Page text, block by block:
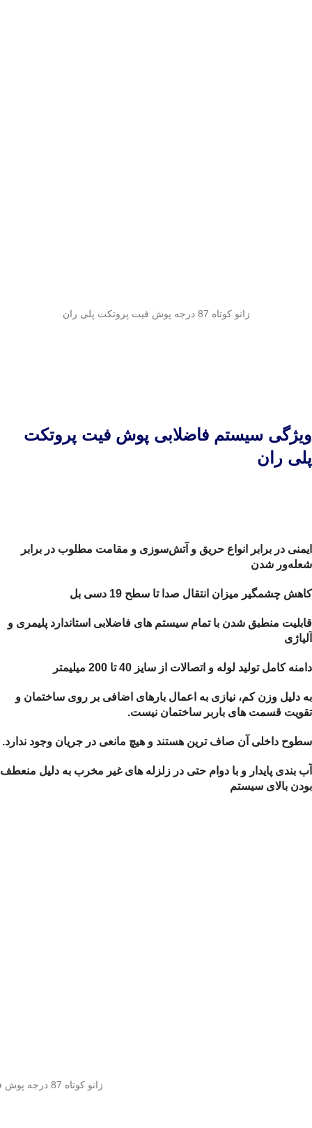
زانو کوتاه 87 درجه پوش فیت پروتکت پلی ران
ویژگی سیستم فاضلابی پوش فیت پروتکت
پلی ران
ایمنی در برابر انواع حریق و آتش‌سوزی و مقامت مطلوب در برابر
شعله‌ور شدن
کاهش چشمگیر میزان انتقال صدا تا سطح 19 دسی بل
قابلیت منطبق شدن با تمام سیستم های فاضلابی استاندارد پلیمری و
آلیاژی
دامنه کامل تولید لوله و اتصالات از سایز 40 تا 200 میلیمتر
به دلیل وزن کم، نیازی به اعمال بارهای اضافی بر روی ساختمان و
تقویت قسمت های باربر ساختمان نیست.
سطوح داخلی آن صاف ترین هستند و هیچ مانعی در جریان وجود ندارد.
آب بندی پایدار و با دوام حتی در زلزله های غیر مخرب به دلیل منعطف
بودن بالای سیستم
زانو کوتاه 87 درجه پوش فیت پروتکت پلی ران